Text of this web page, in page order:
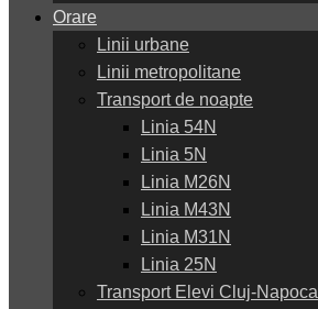
Orare
Linii urbane
Linii metropolitane
Transport de noapte
Linia 54N
Linia 5N
Linia M26N
Linia M43N
Linia M31N
Linia 25N
Transport Elevi Cluj-Napoca